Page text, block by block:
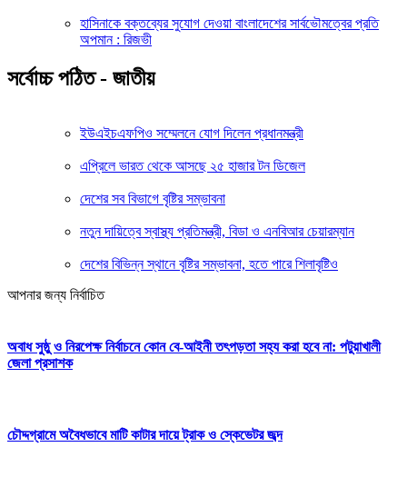
হাসিনাকে বক্তব্যের সুযোগ দেওয়া বাংলাদেশের সার্বভৌমত্বের প্রতি
অপমান : রিজভী
সর্বোচ্চ পঠিত - জাতীয়
ইউএইচএফপিও সম্মেলনে যোগ দিলেন প্রধানমন্ত্রী
এপ্রিলে ভারত থেকে আসছে ২৫ হাজার টন ডিজেল
দেশের সব বিভাগে বৃষ্টির সম্ভাবনা
নতুন দায়িত্বে স্বাস্থ্য প্রতিমন্ত্রী, বিডা ও এনবিআর চেয়ারম্যান
দেশের বিভিন্ন স্থানে বৃষ্টির সম্ভাবনা, হতে পারে শিলাবৃষ্টিও
আপনার জন্য নির্বাচিত
অবাধ সুষ্ঠু ও নিরপেক্ষ নির্বাচনে কোন বে-আইনী তৎপড়তা সহ্য করা হবে না: পটুয়াখালী
জেলা প্রসাশক
চৌদ্দগ্রামে অবৈধভাবে মাটি কাটার দায়ে ট্রাক ও স্কেভেটর জব্দ